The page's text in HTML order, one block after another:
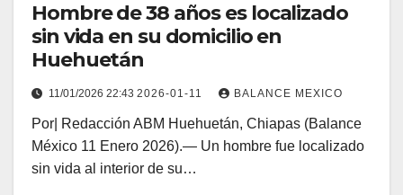
Hombre de 38 años es localizado
sin vida en su domicilio en
Huehuetán
11/01/2026 22:43 2026-01-11 BALANCE MEXICO
Por| Redacción ABM Huehuetán, Chiapas (Balance
México 11 Enero 2026).— Un hombre fue localizado
sin vida al interior de su…